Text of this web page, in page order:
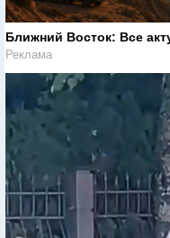
Ближний Восток: Все
Реклама